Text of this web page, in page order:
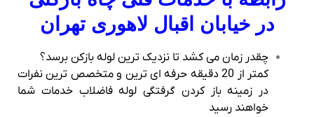
در خیابان اقبال لاهوری تهران
چقدر زمان می کشد تا نزدیک ترین لوله بازکن برسد؟
کمتر از 20 دقیقه حرفه ای ترین و متخصص ترین نفرات
در زمینه باز کردن گرفتگی لوله فاضلاب خدمات شما
خواهند رسید